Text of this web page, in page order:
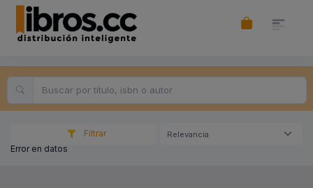
Filtrar Relevancia
Error en datos